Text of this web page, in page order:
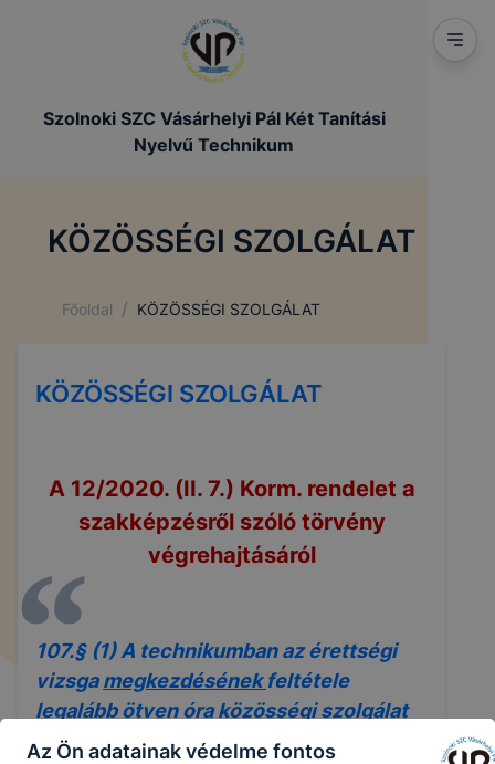
Szolnoki SZC Vásárhelyi Pál Két Tanítási
Nyelvű Technikum
KÖZÖSSÉGI SZOLGÁLAT
Főoldal / KÖZÖSSÉGI SZOLGÁLAT
KÖZÖSSÉGI SZOLGÁLAT
A 12/2020. (II. 7.) Korm. rendelet a
szakképzésről szóló törvény
végrehajtásáról
107.§ (1) A technikumban az érettségi
vizsgamegkezdésénekfeltétele
legalább ötven óra közösségi szolgálat
teljesítése.
Az Ön adatainak védelme fontos